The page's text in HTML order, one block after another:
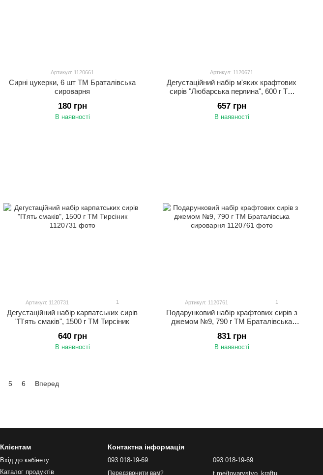
Артикул: 1120661
Сирні цукерки, 6 шт ТМ Браталівська
сироварня
180 грн
В наявності
Артикул: 1120671
Дегустаційний набір м'яких крафтових
сирів "Любарська перлина", 600 г ТМ
657 грн
В наявності
Артикул: 1120731 1
Дегустаційний набір карпатських сирів
"П'ять смаків", 1500 г ТМ Тирсіник
640 грн
В наявності
Артикул: 1120761 1
Подарунковий набір крафтових сирів з
джемом №9, 790 г ТМ Браталівська
831 грн
В наявності
5 6 Вперед
Клієнтам
Вхід до кабінету
Каталог продуктів
Контактна інформація
093 018-19-69
Передзвонити вам?
093 018-19-69
t.me/tovarystvo_kraftu